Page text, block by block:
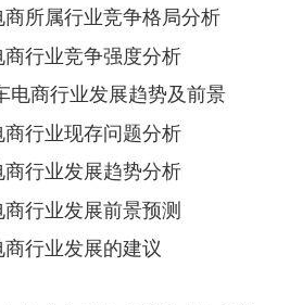
所属行业竞争格局分析
行业竞争强度分析
电商行业发展趋势及前景
行业现存问题分析
行业发展趋势分析
行业发展前景预测
行业发展的建议